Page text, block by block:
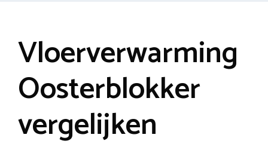
Vloerverwarming
Oosterblokker
vergelijken